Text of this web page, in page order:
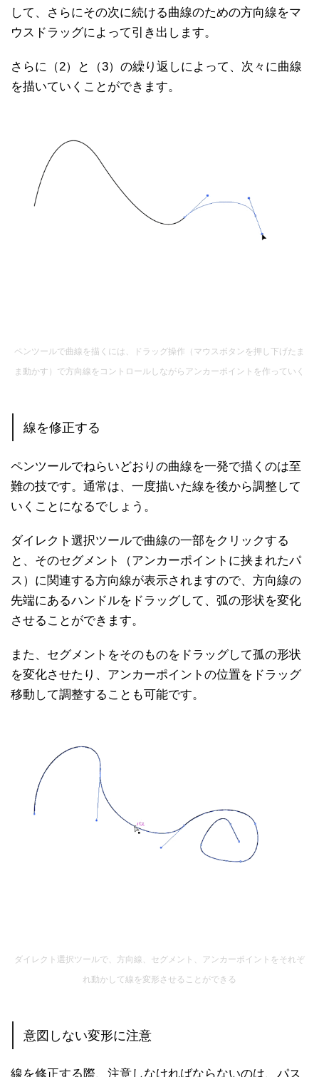
して、さらにその次に続ける曲線のための方向線をマ
ウスドラッグによって引き出します。
さらに（2）と（3）の繰り返しによって、次々に曲線
を描いていくことができます。
ペンツールで曲線を描くには、ドラッグ操作（マウスボタンを押し下げたま
ま動かす）で方向線をコントロールしながらアンカーポイントを作っていく
線を修正する
ペンツールでねらいどおりの曲線を一発で描くのは至
難の技です。通常は、一度描いた線を後から調整して
いくことになるでしょう。
ダイレクト選択ツールで曲線の一部をクリックする
と、そのセグメント（アンカーポイントに挟まれたパ
ス）に関連する方向線が表示されますので、方向線の
先端にあるハンドルをドラッグして、弧の形状を変化
させることができます。
また、セグメントをそのものをドラッグして孤の形状
を変化させたり、アンカーポイントの位置をドラッグ
移動して調整することも可能です。
ダイレクト選択ツールで、方向線、セグメント、アンカーポイントをそれぞ
れ動かして線を変形させることができる
意図しない変形に注意
線を修正する際、注意しなければならないのは、パス